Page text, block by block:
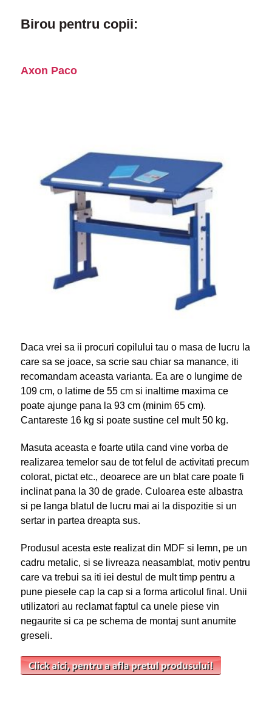
Birou pentru copii:
Axon Paco
Daca vrei sa ii procuri copilului tau o masa de lucru la
care sa se joace, sa scrie sau chiar sa manance, iti
recomandam aceasta varianta. Ea are o lungime de
109 cm, o latime de 55 cm si inaltime maxima ce
poate ajunge pana la 93 cm (minim 65 cm).
Cantareste 16 kg si poate sustine cel mult 50 kg.
Masuta aceasta e foarte utila cand vine vorba de
realizarea temelor sau de tot felul de activitati precum
colorat, pictat etc., deoarece are un blat care poate fi
inclinat pana la 30 de grade. Culoarea este albastra
si pe langa blatul de lucru mai ai la dispozitie si un
sertar in partea dreapta sus.
Produsul acesta este realizat din MDF si lemn, pe un
cadru metalic, si se livreaza neasamblat, motiv pentru
care va trebui sa iti iei destul de mult timp pentru a
pune piesele cap la cap si a forma articolul final. Unii
utilizatori au reclamat faptul ca unele piese vin
negaurite si ca pe schema de montaj sunt anumite
greseli.